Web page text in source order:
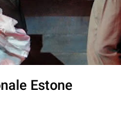
Estone